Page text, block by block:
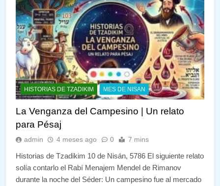
HISTORIAS DE TZADIKIM MES DE NISAN
La Venganza del Campesino | Un relato
para Pésaj
admin 4 meses ago 0 7 mins
Historias de Tzadikim 10 de Nisán, 5786 El siguiente relato
solía contarlo el Rabí Menajem Mendel de Rimanov
durante la noche del Séder: Un campesino fue al mercado